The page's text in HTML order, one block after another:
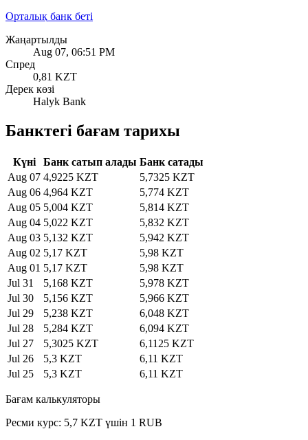
Орталық банк беті
Жаңартылды
Aug 07, 06:51 PM
Спред
0,81 KZT
Дерек көзі
Halyk Bank
Банктегі бағам тарихы
Күні Банк сатып алады Банк сатады
Aug 07 4,9225 KZT
5,7325 KZT
Aug 06 4,964 KZT
5,774 KZT
Aug 05 5,004 KZT
5,814 KZT
Aug 04 5,022 KZT
5,832 KZT
Aug 03 5,132 KZT
5,942 KZT
Aug 02 5,17 KZT
5,98 KZT
Aug 01 5,17 KZT
5,98 KZT
Jul 31
5,168 KZT
5,978 KZT
Jul 30
5,156 KZT
5,966 KZT
Jul 29
5,238 KZT
6,048 KZT
Jul 28
5,284 KZT
6,094 KZT
Jul 27
5,3025 KZT
6,1125 KZT
Jul 26
5,3 KZT
6,11 KZT
Jul 25
5,3 KZT 6,11 KZT
Бағам калькуляторы
Ресми курс: 5,7 KZT үшін 1 RUB